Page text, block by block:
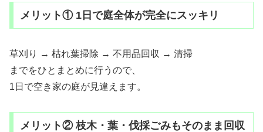
メリット① 1日で庭全体が完全にスッキリ
草刈り → 枯れ葉掃除 → 不用品回収 → 清掃
までをひとまとめに行うので、
1日で空き家の庭が見違えます。
メリット② 枝木・葉・伐採ごみもそのまま回収